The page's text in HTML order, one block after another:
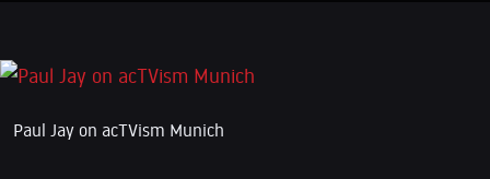
Paul Jay on acTVism Munich